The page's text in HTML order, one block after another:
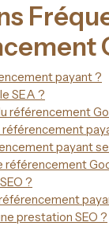
payant ?
SEA ?
référencement
payant
référencement
?
prestation SEO ?